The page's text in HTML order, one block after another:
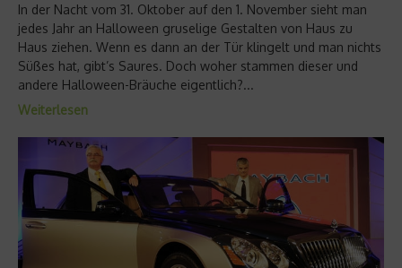
In der Nacht vom 31. Oktober auf den 1. November sieht man
jedes Jahr an Halloween gruselige Gestalten von Haus zu
Haus ziehen. Wenn es dann an der Tür klingelt und man nichts
Süßes hat, gibt’s Saures. Doch woher stammen dieser und
andere Halloween-Bräuche eigentlich?...
Weiterlesen